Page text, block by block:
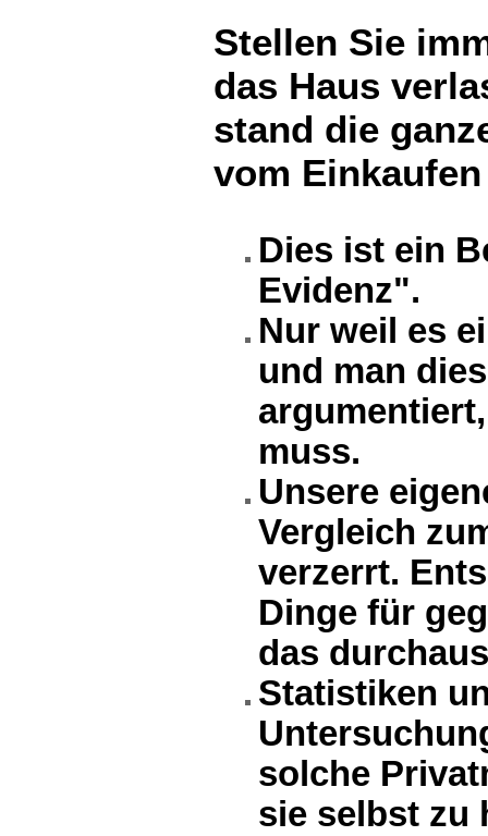
Stellen Sie
das Haus
stand die
vom
Dies ist ein
Evidenz".
Nur weil es
und man
muss.
Unsere
Vergleich
verzerrt.
Dinge für
das
Statistiken
solche
sie selbst zu